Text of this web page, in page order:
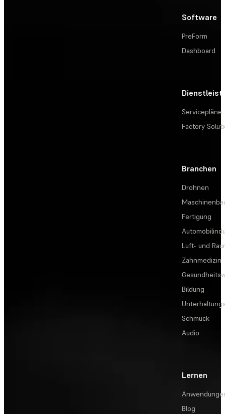
Software
PreForm
Dashboard
Servicepläne
Factory
Branchen
Drohnen
Fertigung
Luft- und
Zahnmedizin
Bildung
Schmuck
Audio
Lernen
Blog